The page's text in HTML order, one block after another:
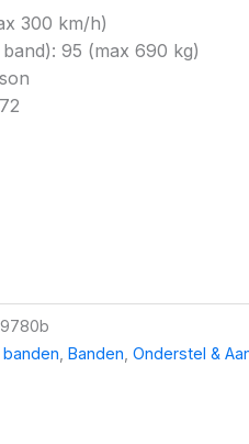
300 km/h)
95 (max 690 kg)
banden Banden Onderstel &